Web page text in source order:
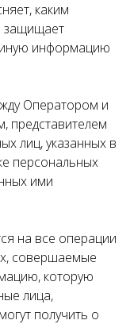
каким
защищает
информацию
Оператором и
представителем
лиц, указанных в
персональных
ими
на все операции
совершаемые
которую
лица,
получить о